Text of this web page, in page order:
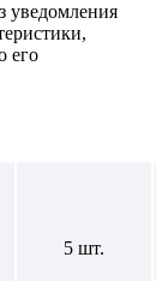
уведомления
его
5 шт.